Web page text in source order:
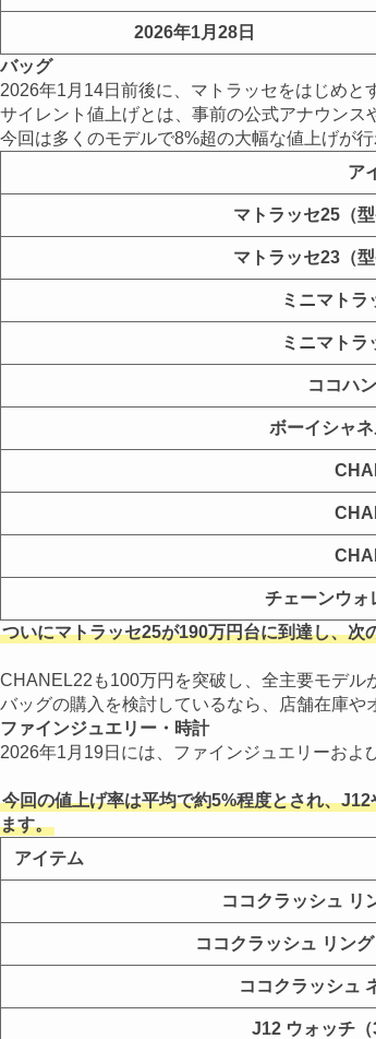
2026年1月28日
バッグ
2026年1月14日前後に、マトラッセをはじめと
サイレント値上げとは、事前の公式アナウンス
今回は多くのモデルで8%超の大幅な値上げが
ア
マトラッセ25（
マトラッセ23（
ミニマトラ
ミニマトラ
ココハ
ボーイシャネ
チェーンウォ
ついにマトラッセ25が190万円台に到達し、
CHANEL22も100万円を突破し、全主要モデル
バッグの購入を検討しているなら、店舗在庫や
ファインジュエリー・時計
2026年1月19日には、ファインジュエリーおよ
今回の値上げ率は平均で約5%程度とされ、
ます。
アイテム
ココクラッシュ リ
ココクラッシュ リング
ココクラッシュ
J12 ウォッチ（